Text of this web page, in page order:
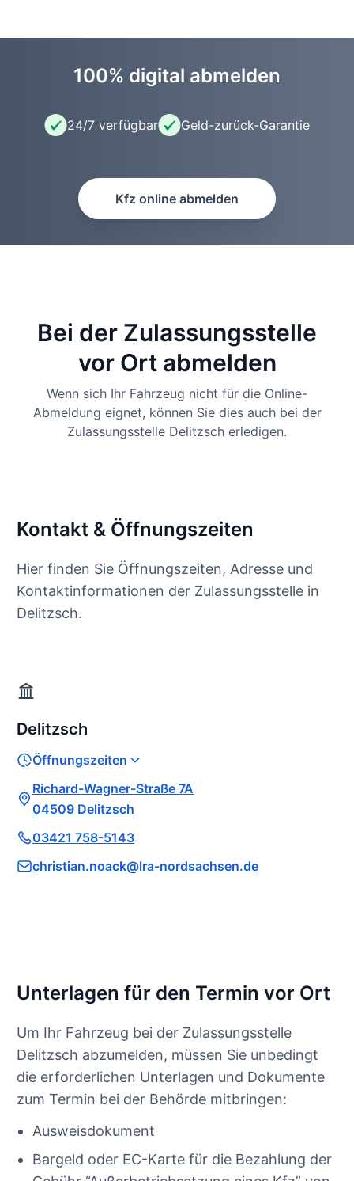
100% digital abmelden
24/7 verfügbar Geld-zurück-Garantie
Kfz online abmelden
Bei der Zulassungsstelle
vor Ort abmelden
Wenn sich Ihr Fahrzeug nicht für die Online-
Abmeldung eignet, können Sie dies auch bei der
Zulassungsstelle Delitzsch erledigen.
Kontakt & Öffnungszeiten
Hier finden Sie Öffnungszeiten, Adresse und
Kontaktinformationen der Zulassungsstelle in
Delitzsch.
Delitzsch
Öffnungszeiten
Richard-Wagner-Straße 7A
04509 Delitzsch
03421 758-5143
christian.noack@lra-nordsachsen.de
Unterlagen für den Termin vor Ort
Um Ihr Fahrzeug bei der Zulassungsstelle
Delitzsch abzumelden, müssen Sie unbedingt
die erforderlichen Unterlagen und Dokumente
zum Termin bei der Behörde mitbringen:
Ausweisdokument
Bargeld oder EC-Karte für die Bezahlung der